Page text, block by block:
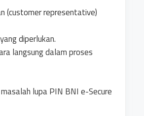
(customer representative)
diperlukan.
langsung dalam proses
lupa PIN BNI e-Secure